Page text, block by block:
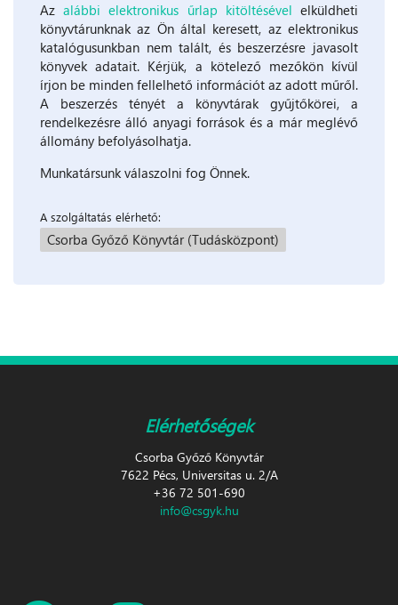
Azalábbi elektronikus űrlap kitöltésévelelküldheti
könyvtárunknak az Ön által keresett, az elektronikus
katalógusunkban nem talált, és beszerzésre javasolt
könyvek adatait. Kérjük, a kötelező mezőkön kívül
írjon be minden fellelhető információt az adott műről.
A beszerzés tényét a könyvtárak gyűjtőkörei, a
rendelkezésre álló anyagi források és a már meglévő
állomány befolyásolhatja.
Munkatársunk válaszolni fog Önnek.
A szolgáltatás elérhető:
Csorba Győző Könyvtár (Tudásközpont)
Elérhetőségek
Csorba Győző Könyvtár
7622 Pécs, Universitas u. 2/A
+36 72 501-690
info@csgyk.hu